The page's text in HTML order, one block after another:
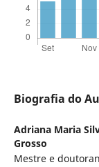
Biografia do
Adriana Maria
Grosso
Mestre e